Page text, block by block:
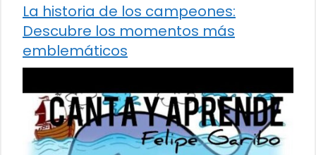
La historia de los campeones:
Descubre los momentos más
emblemáticos